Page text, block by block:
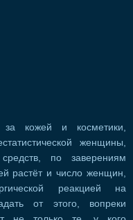
за кожей и косметики,
женщины,
по заверениям
растёт и число женщин,
реакцией на
от этого, вопреки